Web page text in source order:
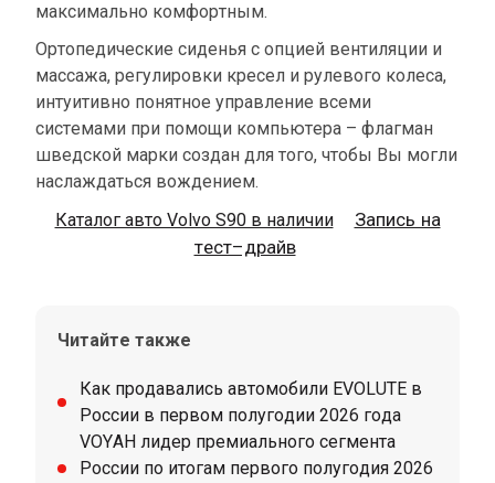
максимально комфортным.
Ортопедические сиденья с опцией вентиляции и
массажа, регулировки кресел и рулевого колеса,
интуитивно понятное управление всеми
системами при помощи компьютера – флагман
шведской марки создан для того, чтобы Вы могли
наслаждаться вождением.
Каталог авто Volvo S90 в наличии
Запись на
тест–драйв
Читайте также
Как продавались автомобили EVOLUTE в
России в первом полугодии 2026 года
VOYAH лидер премиального сегмента
России по итогам первого полугодия 2026